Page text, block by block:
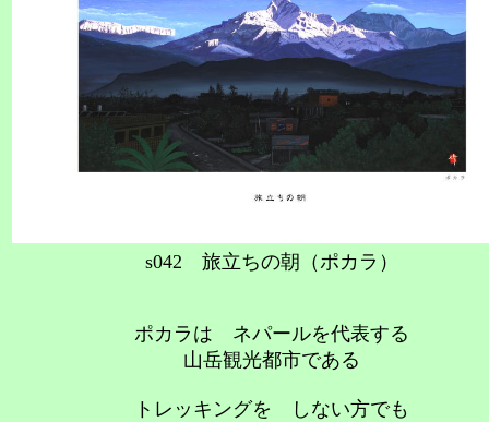
s042 旅立ちの朝（ポカラ）
ポカラは ネパールを代表する
山岳観光都市である
トレッキングを しない方でも